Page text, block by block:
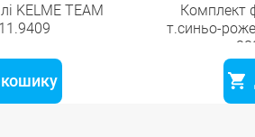
KELME TEAM
Комплект
т.синьо-